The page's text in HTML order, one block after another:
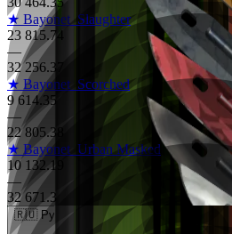
★ BayonetSlaughter
23 815.74
—
32 256.37
★ Bayonet Scorched
9 614.35
—
22 805.38
★ Bayonet Urban Masked
10 132.19
—
32 671.3
🇷🇺 Рубли (RUB)